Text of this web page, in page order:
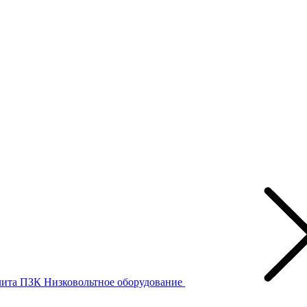
ПЗК Низковольтное оборудование